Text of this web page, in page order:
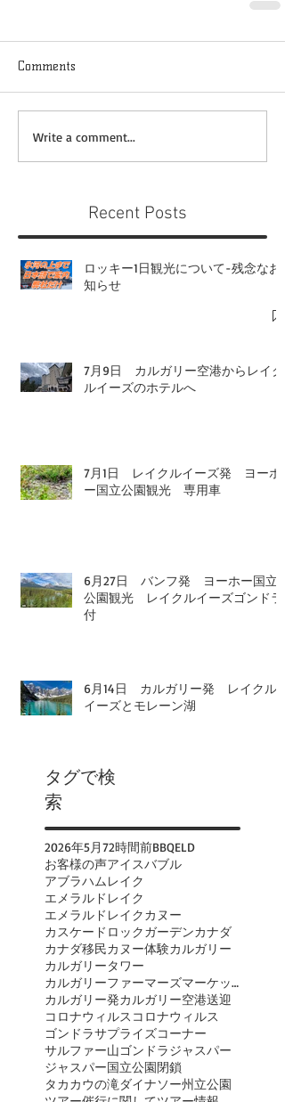
Comments
Write a comment...
Recent Posts
ロッキー1日観光について-残念なお
知らせ
7月9日 カルガリー空港からレイク
ルイーズのホテルへ
7月1日 レイクルイーズ発 ヨーホ
ー国立公園観光 専用車
6月27日 バンフ発 ヨーホー国立
公園観光 レイクルイーズゴンドラ
付
6月14日 カルガリー発 レイクル
イーズとモレーン湖
タグで検
索
2026年5月72時間前BBQELD
お客様の声アイスバブル
アブラハムレイク
エメラルドレイク
エメラルドレイクカヌー
カスケードロックガーデンカナダ
カナダ移民カヌー体験カルガリー
カルガリータワー
カルガリーファーマーズマーケット
カルガリー発カルガリー空港送迎
コロナウィルス コロナウィルス
ゴンドラサプライズコーナー
サルファー山ゴンドラジャスパー
ジャスパー国立公園閉鎖
タカカウの滝ダイナソー州立公園